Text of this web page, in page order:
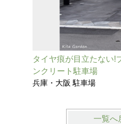
タイヤ痕が目立たない!
ンクリート駐車場
兵庫・大阪 駐車場
一覧へ